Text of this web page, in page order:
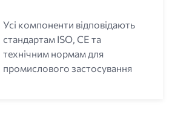
Усі компоненти відповідають
стандартам ISO, CE та
технічним нормам для
промислового застосування